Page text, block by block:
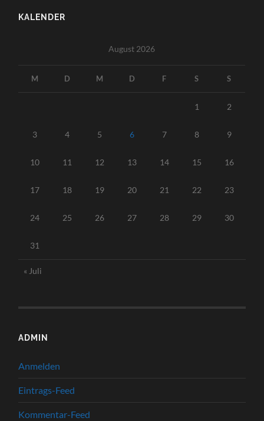
KALENDER
August 2026
M D M D F S S
1 2
3 4 5 6 7 8 9
10 11 12 13 14 15 16
17 18 19 20 21 22 23
24 25 26 27 28 29 30
31
« Juli
ADMIN
Anmelden
Eintrags-Feed
Kommentar-Feed